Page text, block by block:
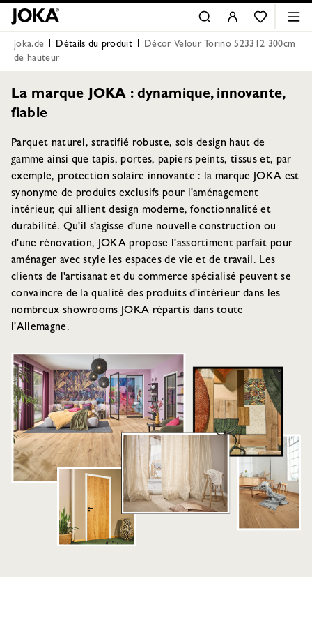
joka.de Détails du produit
Décor Velour Torino 523312 300cm
de hauteur
La marque JOKA : dynamique, innovante,
fiable
Parquet naturel, stratifié robuste, sols design haut de
gamme ainsi que tapis, portes, papiers peints, tissus et, par
exemple, protection solaire innovante : la marque JOKA est
synonyme de produits exclusifs pour l'aménagement
intérieur, qui allient design moderne, fonctionnalité et
durabilité. Qu'il s'agisse d'une nouvelle construction ou
d'une rénovation, JOKA propose l'assortiment parfait pour
aménager avec style les espaces de vie et de travail. Les
clients de l'artisanat et du commerce spécialisé peuvent se
convaincre de la qualité des produits d'intérieur dans les
nombreux showrooms JOKA répartis dans toute
l'Allemagne.